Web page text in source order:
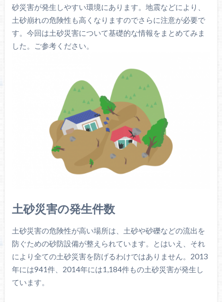
砂災害が発生しやすい環境にあります。地震などにより、
土砂崩れの危険性も高くなりますのでさらに注意が必要で
す。今回は土砂災害について基礎的な情報をまとめてみま
した。ご参考ください。
土砂災害の発生件数
土砂災害の危険性が高い場所は、土砂や砂礫などの流出を
防ぐための砂防設備が整えられています。とはいえ、それ
により全ての土砂災害を防げるわけではありません。2013
年には941件、2014年には1,184件もの土砂災害が発生し
ています。